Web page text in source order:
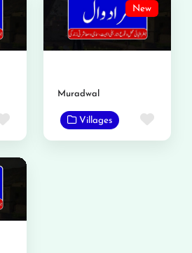
Favorite
New
Muradwal
Villages